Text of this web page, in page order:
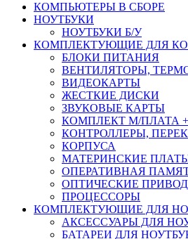
КОМПЬЮТЕРЫ В СБОРЕ
НОУТБУКИ
НОУТБУКИ Б/У
КОМПЛЕКТУЮЩИЕ ДЛЯ
БЛОКИ ПИТАНИЯ
ВЕНТИЛЯТОРЫ,
ВИДЕОКАРТЫ
ЖЕСТКИЕ ДИСКИ
ЗВУКОВЫЕ КАРТЫ
КОМПЛЕКТ М/ПЛАТА
КОНТРОЛЛЕРЫ,
КОРПУСА
МАТЕРИНСКИЕ
ОПЕРАТИВНАЯ
ОПТИЧЕСКИЕ
ПРОЦЕССОРЫ
КОМПЛЕКТУЮЩИЕ ДЛЯ
АКСЕССУАРЫ ДЛЯ
БАТАРЕИ ДЛЯ